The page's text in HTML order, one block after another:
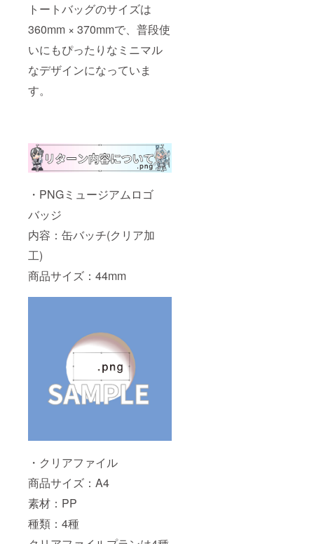
トートバッグのサイズは
360mm × 370mmで、普段使
いにもぴったりなミニマル
なデザインになっていま
す。
・PNGミュージアムロゴ
バッジ
内容：缶バッチ(クリア加
工)
商品サイズ：44mm
・クリアファイル
商品サイズ：A4
素材：PP
種類：4種